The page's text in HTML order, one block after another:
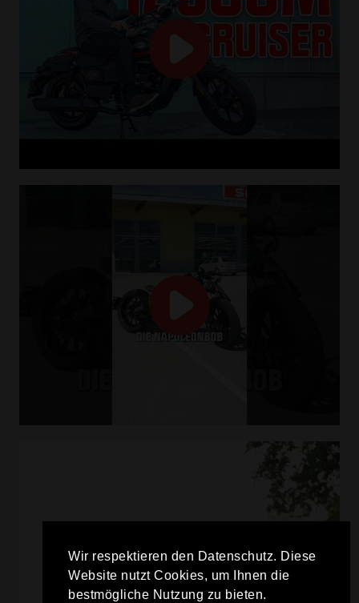
Wir respektieren den Datenschutz. Diese
Website nutzt Cookies, um Ihnen die
bestmögliche Nutzung zu bieten.